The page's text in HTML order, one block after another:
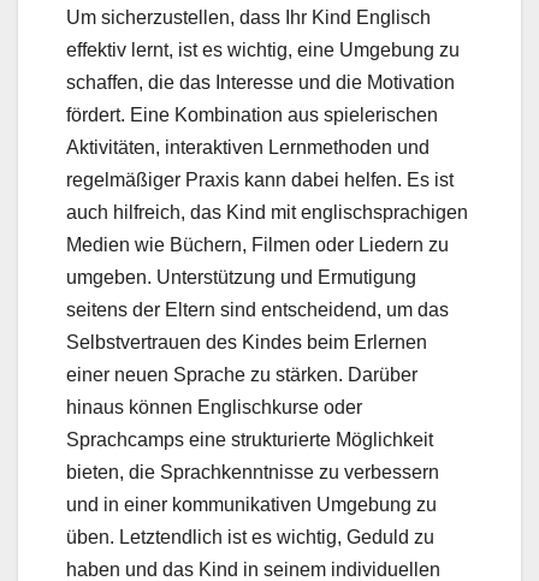
Um sicherzustellen, dass Ihr Kind Englisch
effektiv lernt, ist es wichtig, eine Umgebung zu
schaffen, die das Interesse und die Motivation
fördert. Eine Kombination aus spielerischen
Aktivitäten, interaktiven Lernmethoden und
regelmäßiger Praxis kann dabei helfen. Es ist
auch hilfreich, das Kind mit englischsprachigen
Medien wie Büchern, Filmen oder Liedern zu
umgeben. Unterstützung und Ermutigung
seitens der Eltern sind entscheidend, um das
Selbstvertrauen des Kindes beim Erlernen
einer neuen Sprache zu stärken. Darüber
hinaus können Englischkurse oder
Sprachcamps eine strukturierte Möglichkeit
bieten, die Sprachkenntnisse zu verbessern
und in einer kommunikativen Umgebung zu
üben. Letztendlich ist es wichtig, Geduld zu
haben und das Kind in seinem individuellen